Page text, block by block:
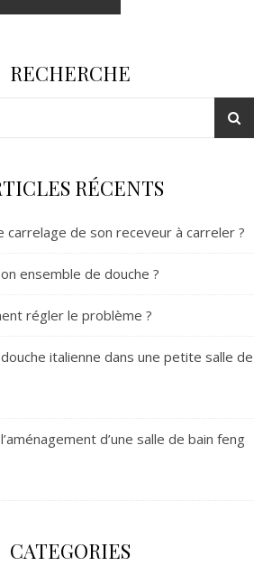
RECHERCHE
RÉCENTS
carrelage de son receveur à carreler ?
ensemble de douche ?
régler le problème ?
italienne dans une petite salle de
d’une salle de bain feng
CATEGORIES